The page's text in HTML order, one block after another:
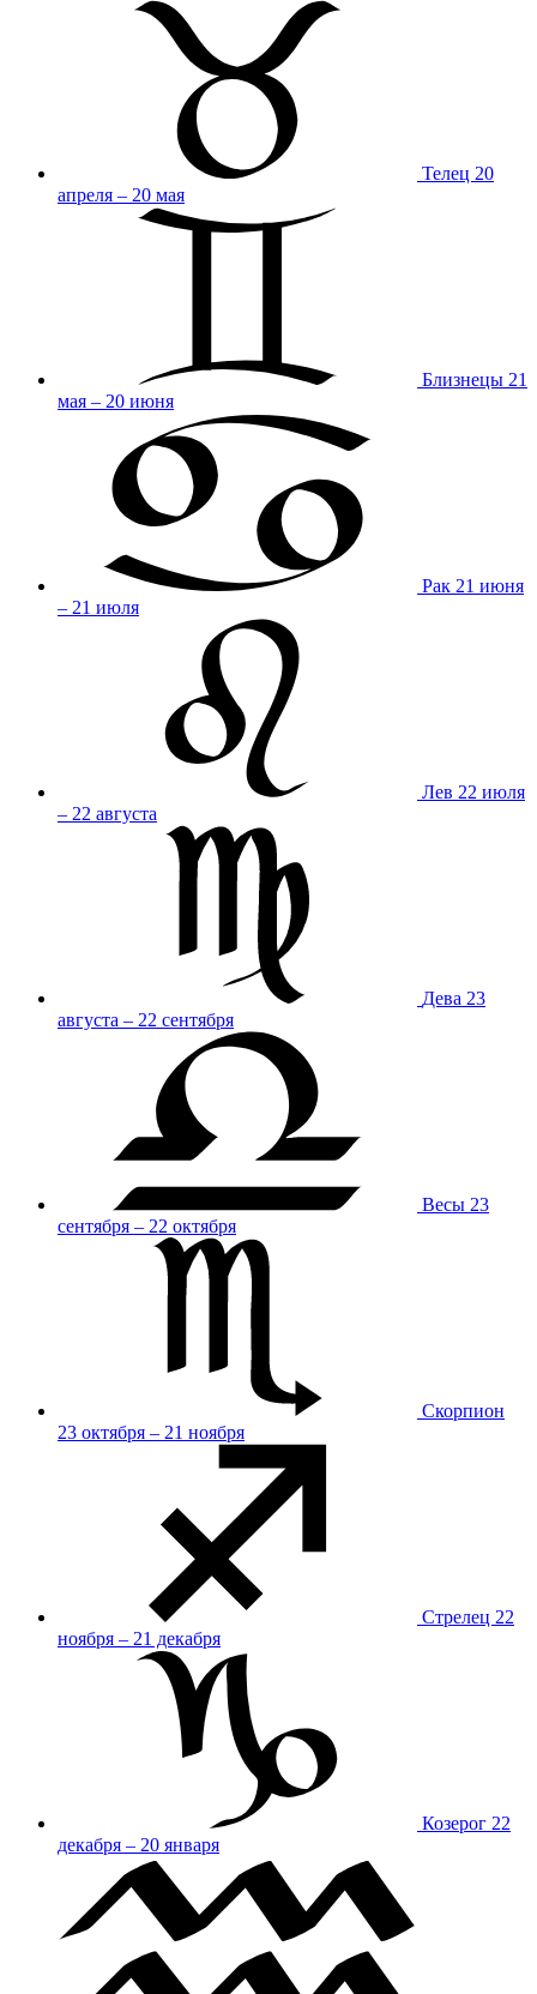
Телец 20
апреля – 20 мая
Близнецы 21
мая – 20 июня
Рак 21 июня
– 21 июля
Лев 22 июля
– 22 августа
Дева 23
августа – 22 сентября
Весы 23
сентября – 22 октября
Скорпион
23 октября – 21 ноября
Стрелец 22
ноября – 21 декабря
Козерог 22
декабря – 20 января